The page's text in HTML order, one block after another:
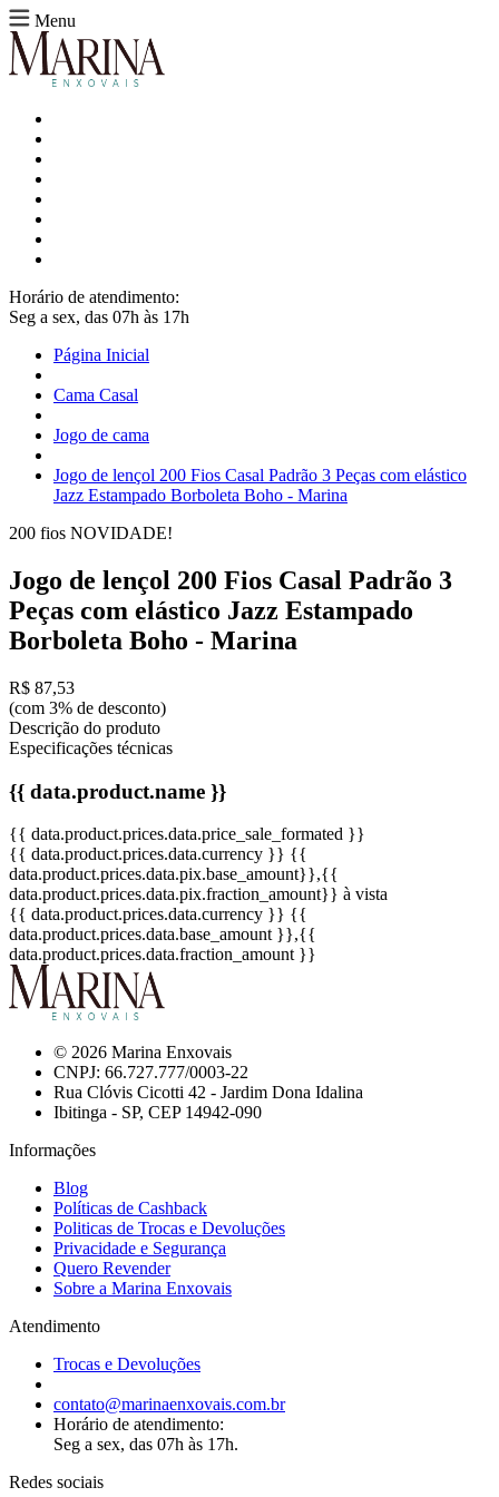
Menu
Horário de atendimento:
Seg a sex, das 07h às 17h
Página Inicial
Cama Casal
Jogo de cama
Jogo de lençol 200 Fios Casal Padrão 3 Peças com elástico
Jazz Estampado Borboleta Boho - Marina
200 fios NOVIDADE!
Jogo de lençol 200 Fios Casal Padrão 3
Peças com elástico Jazz Estampado
Borboleta Boho - Marina
R$ 87,53
(com 3% de desconto)
Descrição do produto
Especificações técnicas
{{ data.product.name }}
{{ data.product.prices.data.price_sale_formated }}
{{ data.product.prices.data.currency }} {{
data.product.prices.data.pix.base_amount}},{{
data.product.prices.data.pix.fraction_amount}} à vista
{{ data.product.prices.data.currency }} {{
data.product.prices.data.base_amount }},{{
data.product.prices.data.fraction_amount }}
© 2026 Marina Enxovais
CNPJ: 66.727.777/0003-22
Rua Clóvis Cicotti 42 - Jardim Dona Idalina
Ibitinga - SP, CEP 14942-090
Informações
Blog
Políticas de Cashback
Politicas de Trocas e Devoluções
Privacidade e Segurança
Quero Revender
Sobre a Marina Enxovais
Atendimento
Trocas e Devoluções
contato@marinaenxovais.com.br
Horário de atendimento:
Seg a sex, das 07h às 17h.
Redes sociais